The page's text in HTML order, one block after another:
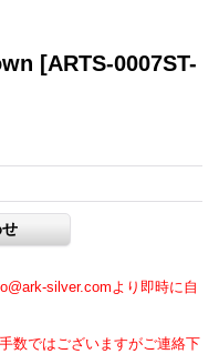
[ARTS-0007ST-
silver.comより即時に自
数ではございますがご連絡下